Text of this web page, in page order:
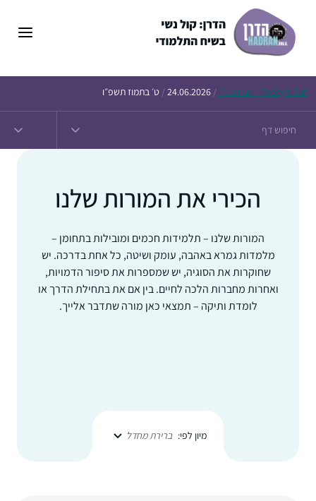
Today’s Daf – זבחים נ״ו /
24.06.2026
/ ט׳ בתמוז תשפ״ו
הכירי את המורות שלנו
המורות שלנו – תלמידות חכמים ומובילות בתחומן –
מלמדות גמרא באהבה, עומק ושיטה, כל אחת בדרכה. יש
שחוקרות את הסוגיה, יש שמספרות את סיפור הדמויות,
ואחרות מחברות הלכה לחיים. בין אם את בתחילת הדרך או
לומדת ותיקה – תמצאי כאן מורה שתדבר אלייך.
מיון לפי: ברירת מחדל